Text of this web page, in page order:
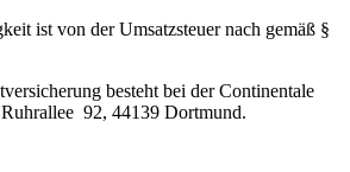
ist von der Umsatzsteuer nach gemäß §
besteht bei der Continentale
92, 44139 Dortmund.